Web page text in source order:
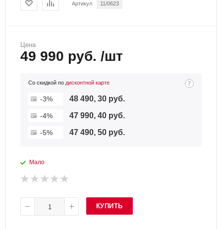
Артикул 11/0623
Цена
49 990 руб. /шт
Со скидкой по дисконтной карте
-3% 48 490, 30 руб.
-4% 47 990, 40 руб.
-5% 47 490, 50 руб.
Мало
КУПИТЬ